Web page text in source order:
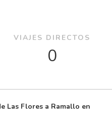
VIAJES DIRECTOS
0
Las Flores a Ramallo en